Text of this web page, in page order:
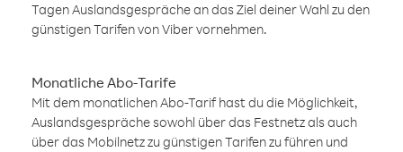
Tagen Auslandsgespräche an das Ziel deiner Wahl zu den
günstigen Tarifen von Viber vornehmen.
Monatliche Abo-Tarife
Mit dem monatlichen Abo-Tarif hast du die Möglichkeit,
Auslandsgespräche sowohl über das Festnetz als auch
über das Mobilnetz zu günstigen Tarifen zu führen und